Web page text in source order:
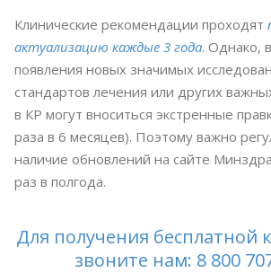
Клинические рекомендации проходят
актуализацию каждые 3 года. Однако,
появления новых значимых
стандартов лечения или других
в КР могут вноситься экстренные
раза в 6 месяцев). Поэтому важно
наличие обновлений на сайте
раз в полгода.
Для получения бесплатной
звоните нам: 8 800